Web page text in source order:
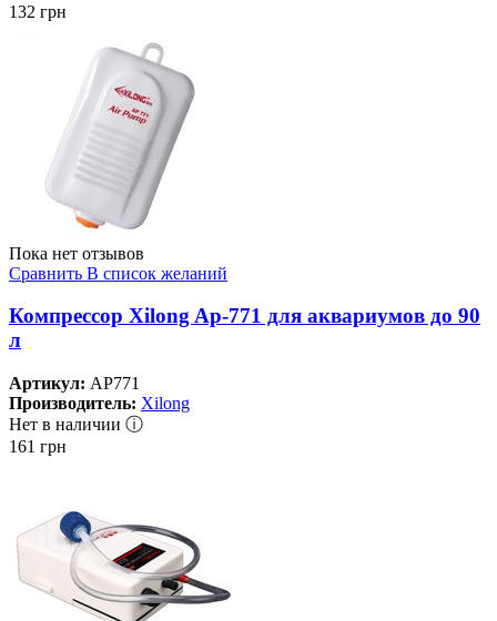
132 грн
Пока нет отзывов
Сравнить В список желаний
Компрессор Xilong Ap-771 для аквариумов до 90
л
Артикул: AP771
Производитель: Xilong
Нет в наличии ⓘ
161 грн